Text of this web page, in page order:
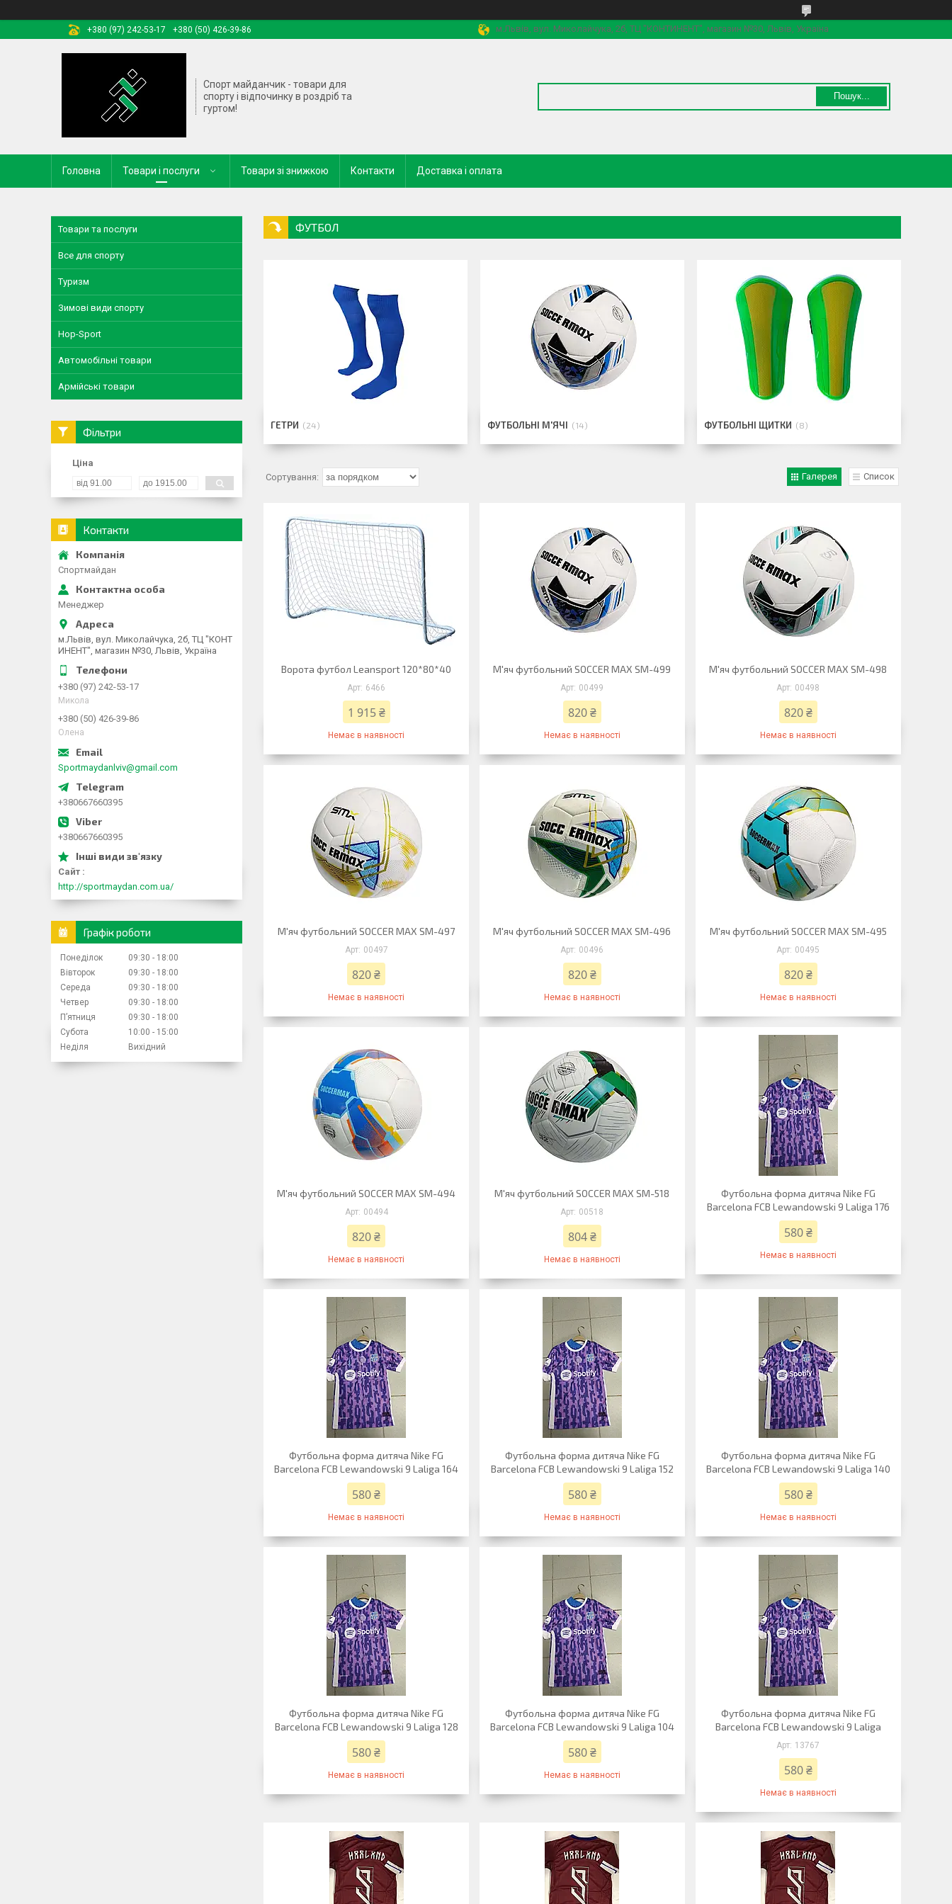
+380 (97) 242-53-17 +380 (50) 426-39-86 м.Львів, вул. Миколайчука, 2б, ТЦ "КОНТИНЕНТ", магазин №30, Львів, Україна
Спорт майданчик - товари для
спорту і відпочинку в роздріб та
гуртом!
Пошук...
Головна Товари і послуги Товари зі знижкою Контакти Доставка і оплата
ФУТБОЛ
ГЕТРИ 24 ФУТБОЛЬНІ М'ЯЧІ 14 ФУТБОЛЬНІ ЩИТКИ 8
Галерея Список
Ворота футбол Leansport 120*80*40
6466
1 915 ₴
Немає в наявності
М'яч футбольний SOCCER MAX SM-499
00499
820 ₴
Немає в наявності
М'яч футбольний SOCCER MAX SM-498
00498
820 ₴
Немає в наявності
М'яч футбольний SOCCER MAX SM-497
00497
820 ₴
Немає в наявності
М'яч футбольний SOCCER MAX SM-496
00496
820 ₴
Немає в наявності
М'яч футбольний SOCCER MAX SM-495
00495
820 ₴
Немає в наявності
М'яч футбольний SOCCER MAX SM-494
00494
820 ₴
Немає в наявності
М'яч футбольний SOCCER MAX SM-518
00518
804 ₴
Немає в наявності
Футбольна форма дитяча Nike FG
Barcelona FCB Lewandowski 9 Laliga 176
580 ₴
Немає в наявності
Футбольна форма дитяча Nike FG
Barcelona FCB Lewandowski 9 Laliga 164
580 ₴
Немає в наявності
Футбольна форма дитяча Nike FG
Barcelona FCB Lewandowski 9 Laliga 152
580 ₴
Немає в наявності
Футбольна форма дитяча Nike FG
Barcelona FCB Lewandowski 9 Laliga 140
580 ₴
Немає в наявності
Футбольна форма дитяча Nike FG
Barcelona FCB Lewandowski 9 Laliga 128
580 ₴
Немає в наявності
Футбольна форма дитяча Nike FG
Barcelona FCB Lewandowski 9 Laliga 104
580 ₴
Немає в наявності
Футбольна форма дитяча Nike FG
Barcelona FCB Lewandowski 9 Laliga
13767
580 ₴
Немає в наявності
Товари та послуги
Все для спорту
Туризм
Зимові види спорту
Hop-Sport
Автомобільні товари
Армійські товари
Фільтри
Ціна
Контакти
Спортмайдан
Менеджер
м.Львів, вул. Миколайчука, 2б, ТЦ "КОНТ
ИНЕНТ", магазин №30, Львів, Україна
+380 (97) 242-53-17
Микола
+380 (50) 426-39-86
Олена
Sportmaydanlviv@gmail.com
+380667660395
+380667660395
Сайт
http://sportmaydan.com.ua/
Графік роботи
Понеділок 09:30
18:00
Вівторок
09:30
18:00
Середа
09:30
18:00
Четвер
09:30
18:00
Пʼятниця
09:30
18:00
Субота
10:00
15:00
Неділя
Вихідний